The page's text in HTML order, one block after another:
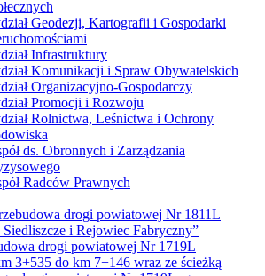
Geodezji, Kartografii i Gospodarki
Infrastruktury
Komunikacji i Spraw Obywatelskich
Organizacyjno-Gospodarczy
Promocji i Rozwoju
Rolnictwa, Leśnictwa i Ochrony
ds. Obronnych i Zarządzania
Radców Prawnych
drogi powiatowej Nr 1811L
Siedliszcze i Rejowiec Fabryczny”
drogi powiatowej Nr 1719L
3+535 do km 7+146 wraz ze ścieżką